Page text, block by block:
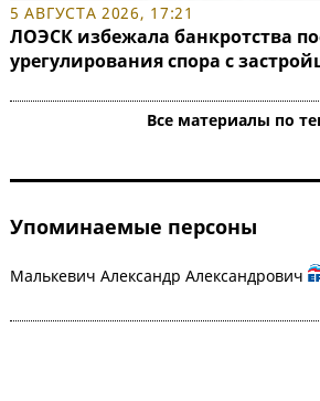
5 АВГУСТА 2026, 17:21
ЛОЭСК избежала банкротства
урегулирования спора с
Все материалы по
Упоминаемые персоны
Малькевич Александр Александрович